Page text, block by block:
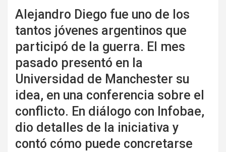
Alejandro Diego fue uno de los
tantos jóvenes argentinos que
participó de la guerra. El mes
pasado presentó en la
Universidad de Manchester su
idea, en una conferencia sobre el
conflicto. En diálogo con Infobae,
dio detalles de la iniciativa y
contó cómo puede concretarse